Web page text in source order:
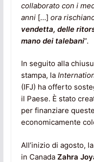
collaborato con i
anni[…] ora
vendetta, delle
mano dei talebani”.
In seguito alla
stampa, la
(IFJ) ha offerto
il Paese. È stato
per finanziare
economicamente
All’inizio di agosto,
in Canada Zahra